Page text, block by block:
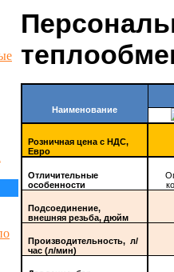
Наименование
Розничная цена с НДС,
Евро
Отличительные
особенности
Подсоединение,
внешняя резьба, дюйм
Производительность, л/
час (л/мин)